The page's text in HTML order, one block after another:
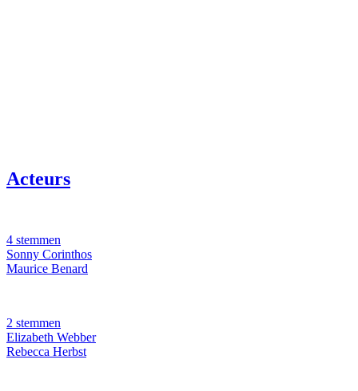
Acteurs
4 stemmen
Sonny Corinthos
Maurice Benard
2 stemmen
Elizabeth Webber
Rebecca Herbst